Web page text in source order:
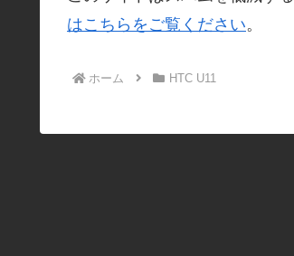
はこちらをご覧ください。
ホーム HTC U11